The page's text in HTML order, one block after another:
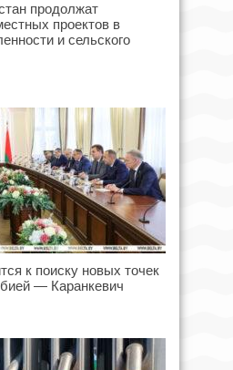
продолжат
проектов в
и сельского
к поиску новых точек
— Каранкевич